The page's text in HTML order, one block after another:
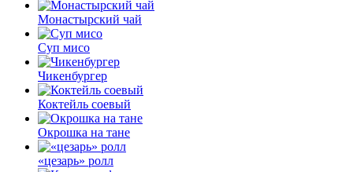
Монастырский чай
Суп мисо
Чикенбургер
Коктейль соевый
Окрошка на тане
«цезарь» ролл